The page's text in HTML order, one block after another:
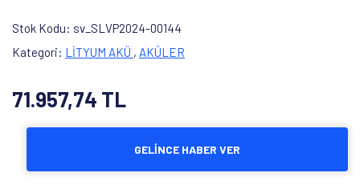
Stok Kodu
sv_SLVP2024-00144
Kategori
LİTYUM AKÜ , AKÜLER
71.957,74 TL
GELİNCE HABER VER